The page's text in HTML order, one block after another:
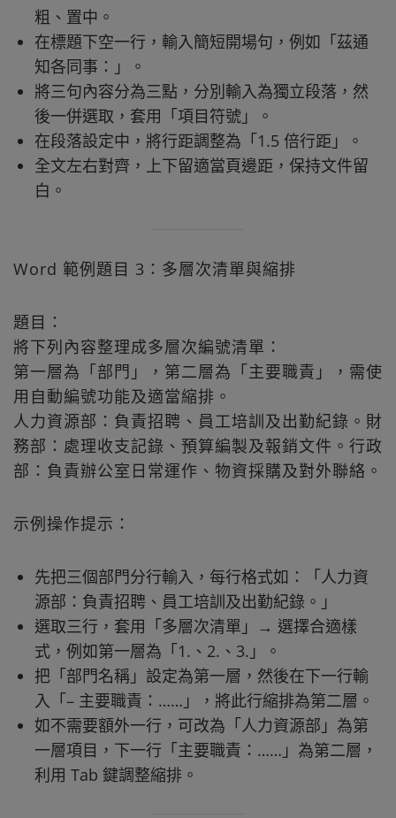
粗、置中。
在標題下空一行，輸入簡短開場句，例如「茲通
知各同事：」。
將三句內容分為三點，分別輸入為獨立段落，然
後一併選取，套用「項目符號」。
在段落設定中，將行距調整為「1.5 倍行距」。
全文左右對齊，上下留適當頁邊距，保持文件留
白。
Word 範例題目 3：多層次清單與縮排
題目：
將下列內容整理成多層次編號清單：
第一層為「部門」，第二層為「主要職責」，需使
用自動編號功能及適當縮排。
人力資源部：負責招聘、員工培訓及出勤紀錄。財
務部：處理收支記錄、預算編製及報銷文件。行政
部：負責辦公室日常運作、物資採購及對外聯絡。
示例操作提示：
先把三個部門分行輸入，每行格式如：「人力資
源部：負責招聘、員工培訓及出勤紀錄。」
選取三行，套用「多層次清單」→ 選擇合適樣
式，例如第一層為「1.、2.、3.」。
把「部門名稱」設定為第一層，然後在下一行輸
入「– 主要職責：……」，將此行縮排為第二層。
如不需要額外一行，可改為「人力資源部」為第
一層項目，下一行「主要職責：……」為第二層，
利用 Tab 鍵調整縮排。